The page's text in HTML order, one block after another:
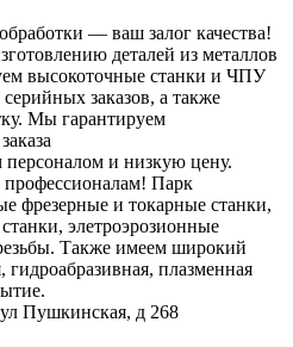
— ваш залог качества!
деталей из металлов
высокоточные станки и ЧПУ
заказов, а также
Мы гарантируем
и низкую цену.
профессионалам! Парк
фрезерные и токарные станки,
элетроэрозионные
Также имеем широкий
гидроабразивная, плазменная
Пушкинская, д 268